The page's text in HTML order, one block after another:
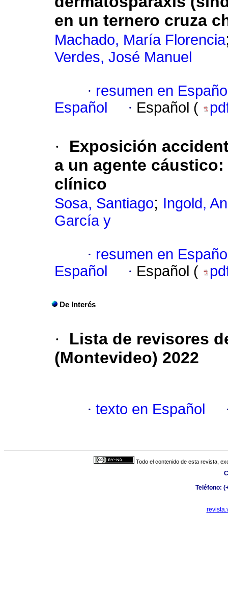
en un ternero cruza
Machado, María Florencia
Verdes, José Manuel
· resumen en
Español
· Español (
·
Exposición
a un agente
clínico
Sosa, Santiago; Ingold,
García y
· resumen en
Español
· Español (
De Interés
·
Lista de revisores
(Montevideo) 2022
· texto en Español
Todo el contenido de esta revista,
Teléfono: